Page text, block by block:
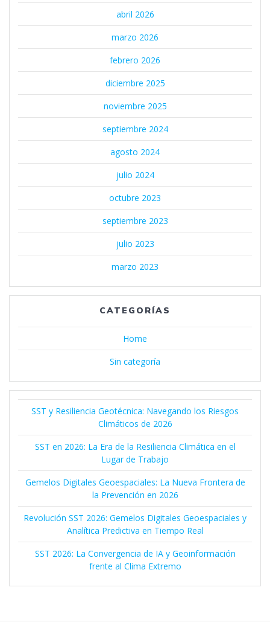
abril 2026
marzo 2026
febrero 2026
diciembre 2025
noviembre 2025
septiembre 2024
agosto 2024
julio 2024
octubre 2023
septiembre 2023
julio 2023
marzo 2023
CATEGORÍAS
Home
Sin categoría
SST y Resiliencia Geotécnica: Navegando los Riesgos
Climáticos de 2026
SST en 2026: La Era de la Resiliencia Climática en el
Lugar de Trabajo
Gemelos Digitales Geoespaciales: La Nueva Frontera de
la Prevención en 2026
Revolución SST 2026: Gemelos Digitales Geoespaciales y
Analítica Predictiva en Tiempo Real
SST 2026: La Convergencia de IA y Geoinformación
frente al Clima Extremo